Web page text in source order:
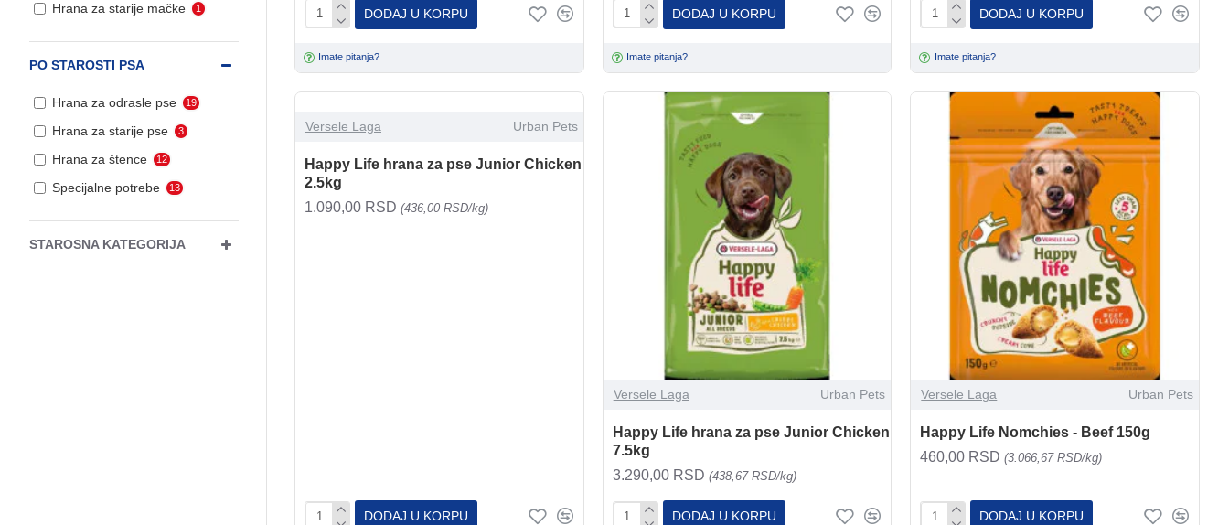
Hrana za starije mačke 1
PO STAROSTI PSA
Hrana za odrasle pse 19
Hrana za starije pse 3
Hrana za štence 12
Specijalne potrebe 13
STAROSNA KATEGORIJA
DODAJ U KORPU
Imate pitanja?
DODAJ U KORPU
Imate pitanja?
DODAJ U KORPU
Imate pitanja?
Versele Laga Urban Pets
Happy Life hrana za pse Junior Chicken
2.5kg
1.090,00 RSD (436,00 RSD/kg)
DODAJ U KORPU
Versele Laga Urban Pets
Happy Life hrana za pse Junior Chicken
7.5kg
3.290,00 RSD (438,67 RSD/kg)
DODAJ U KORPU
Versele Laga Urban Pets
Happy Life Nomchies - Beef 150g
460,00 RSD(3.066,67 RSD/kg)
DODAJ U KORPU